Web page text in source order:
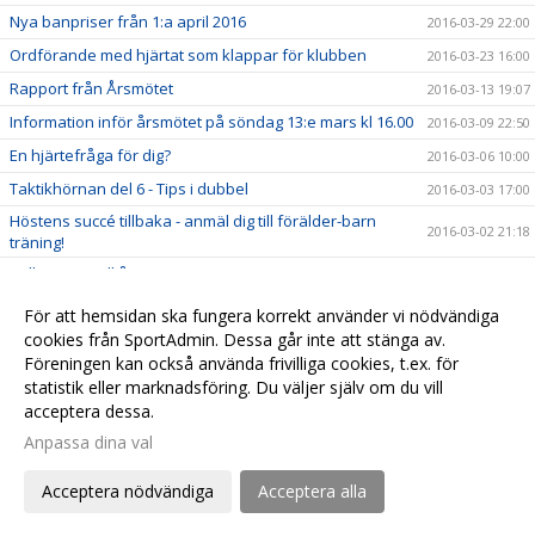
Nya banpriser från 1:a april 2016 2016-03-29 22:00
Ordförande med hjärtat som klappar för klubben 2016-03-23 16:00
Rapport från Årsmötet 2016-03-13 19:07
Information inför årsmötet på söndag 13:e mars kl 16.00 2016-03-09 22:50
En hjärtefråga för dig? 2016-03-06 10:00
Taktikhörnan del 6 - Tips i dubbel 2016-03-03 17:00
Höstens succé tillbaka - anmäl dig till förälder-barn
träning!
2016-03-02 21:18
Välkommen till årsmöte!
Det mest populära racketmärket är... 2016-02-21 11:30
Håll tummarna för Christian i Jönköping 2016-02-17 12:29
Taktikhörnan del 5 - När ska man smasha? 2016-02-11 11:00
Den mest populära Grand Slam turneringen är...
Taktikhörnan del 4 - ta emot serve från vänsterhänt
spelare
Rapport från University of California - Filip Bergevi på
För att hemsidan ska fungera korrekt använder vi nödvändiga
cookies från SportAdmin. Dessa går inte att stänga av.
Föreningen kan också använda frivilliga cookies, t.ex. för
statistik eller marknadsföring. Du väljer själv om du vill
acceptera dessa.
Anpassa dina val
Acceptera nödvändiga Acceptera alla